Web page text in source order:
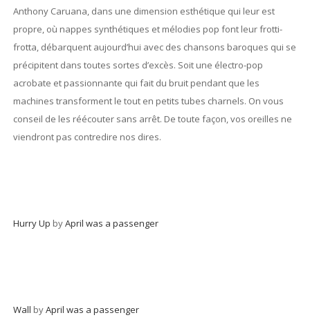
Anthony Caruana, dans une dimension esthétique qui leur est
propre, où nappes synthétiques et mélodies pop font leur frotti-
frotta, débarquent aujourd’hui avec des chansons baroques qui se
précipitent dans toutes sortes d’excès. Soit une électro-pop
acrobate et passionnante qui fait du bruit pendant que les
machines transforment le tout en petits tubes charnels. On vous
conseil de les réécouter sans arrêt. De toute façon, vos oreilles ne
viendront pas contredire nos dires.
Hurry Up byApril was a passenger
Wall byApril was a passenger